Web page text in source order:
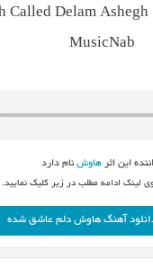
Called Delam
MusicNab
این اثرهاوش نام دارد
لینک ادامه مطلب در زیر کلیک نمایید.
آهنگ هاوش دلم عاشق شده